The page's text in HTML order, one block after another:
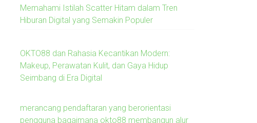
Memahami Istilah Scatter Hitam dalam Tren
Hiburan Digital yang Semakin Populer
OKTO88 dan Rahasia Kecantikan Modern:
Makeup, Perawatan Kulit, dan Gaya Hidup
Seimbang di Era Digital
merancang pendaftaran yang berorientasi
pengguna bagaimana okto88 membangun alur